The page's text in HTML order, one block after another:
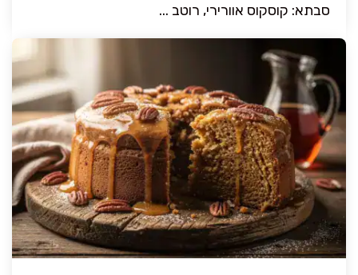
סבתא: קוסקוס אוורירי, רוטב ...